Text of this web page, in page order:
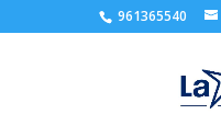
961365540